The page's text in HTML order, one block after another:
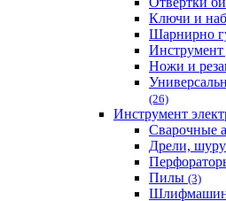
Ключи и
Шарнирно
Инструмент
Ножи и
(26)
Инструмент
Сварочные
Дрели,
Пилы (3)